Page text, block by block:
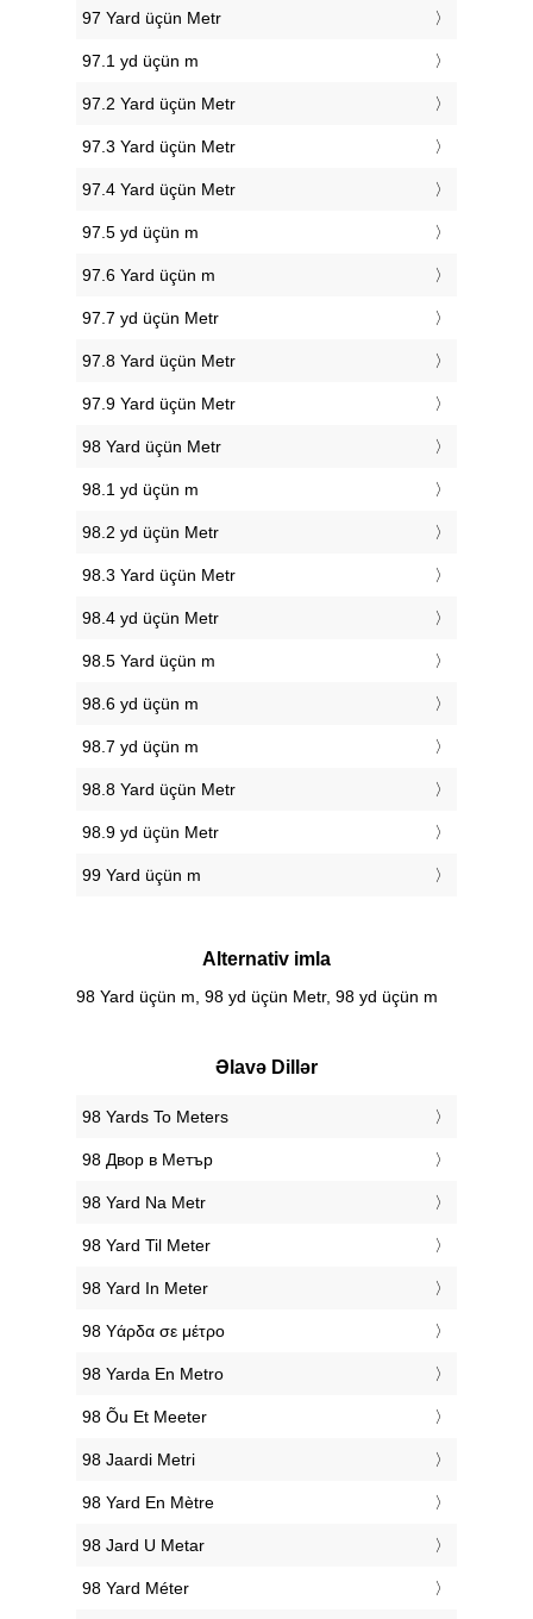
97 Yard üçün Metr
97.1 yd üçün m
97.2 Yard üçün Metr
97.3 Yard üçün Metr
97.4 Yard üçün Metr
97.5 yd üçün m
97.6 Yard üçün m
97.7 yd üçün Metr
97.8 Yard üçün Metr
97.9 Yard üçün Metr
98 Yard üçün Metr
98.1 yd üçün m
98.2 yd üçün Metr
98.3 Yard üçün Metr
98.4 yd üçün Metr
98.5 Yard üçün m
98.6 yd üçün m
98.7 yd üçün m
98.8 Yard üçün Metr
98.9 yd üçün Metr
99 Yard üçün m
Alternativ imla
98 Yard üçün m, 98 yd üçün Metr, 98 yd üçün m
Əlavə Dillər
‎98 Yards To Meters
‎98 Двор в Метър
‎98 Yard Na Metr
‎98 Yard Til Meter
‎98 Yard In Meter
‎98 Υάρδα σε μέτρο
‎98 Yarda En Metro
‎98 Õu Et Meeter
‎98 Jaardi Metri
‎98 Yard En Mètre
‎98 Jard U Metar
‎98 Yard Méter